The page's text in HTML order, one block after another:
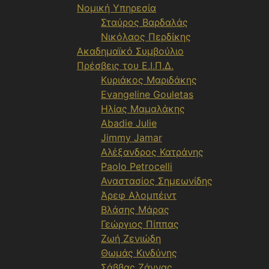
Νομική Υπηρεσία
Σταύρος Βαρδαλάς
Νικόλαος Περδίκης
Ακαδημαϊκό Συμβούλιο
Πρέσβεις του Ε.Ι.Π.Δ.
Κυριάκος Μαριδάκης
Evangeline Gouletas
Ηλίας Μαμαλάκης
Abadie Julie
Jimmy Jamar
Αλέξανδρος Κατράνης
Paolo Petrocelli
Αναστασίος Σημεωνίδης
Άρεφ Αλομπέιντ
Βλάσης Μάρας
Γεώργιος Πίππας
Ζωή Ζενιώδη
Θωμάς Κινδύνης